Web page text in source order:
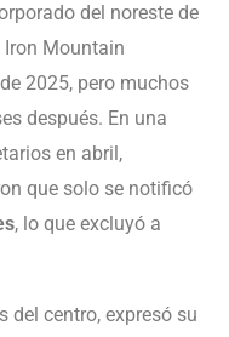
del noreste de
Iron Mountain
2025, pero muchos
después. En una
en abril,
que solo se notificó
, lo que excluyó a
del centro, expresó su